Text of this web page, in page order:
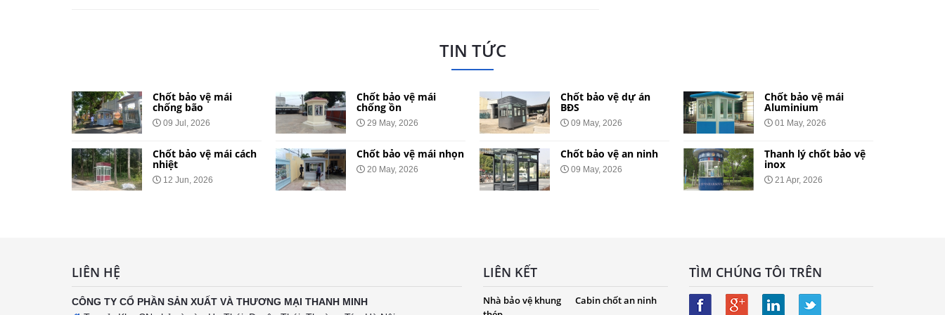
TIN TỨC
Chốt bảo vệ mái
chống bão
09 Jul, 2026
Chốt bảo vệ mái cách
nhiệt
12 Jun, 2026
Chốt bảo vệ mái
chống ồn
29 May, 2026
Chốt bảo vệ mái nhọn
20 May, 2026
Chốt bảo vệ dự án
BĐS
09 May, 2026
Chốt bảo vệ an ninh
09 May, 2026
Chốt bảo vệ mái
Aluminium
01 May, 2026
Thanh lý chốt bảo vệ
inox
21 Apr, 2026
LIÊN HỆ
CÔNG TY CỔ PHẦN SẢN XUẤT VÀ THƯƠNG MẠI THANH MINH
LIÊN KẾT
Nhà bảo vệ khung
Cabin chốt an ninh
TÌM CHÚNG TÔI TRÊN